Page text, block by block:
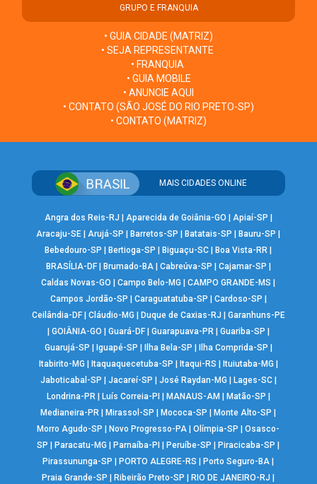
GRUPO E FRANQUIA
• GUIA CIDADE (MATRIZ)
• SEJA REPRESENTANTE
• FRANQUIA
• GUIA MOBILE
• ANUNCIE AQUI
• CONTATO (SÃO JOSÉ DO RIO PRETO-SP)
• CONTATO (MATRIZ)
MAIS CIDADES ONLINE
Angra dos Reis-RJ | Aparecida de Goiânia-GO | Apiaí-SP |
Aracaju-SE | Arujá-SP |Barretos-SP |Batatais-SP |Bauru-SP |
Bebedouro-SP |Bertioga-SP |Biguaçu-SC |Boa Vista-RR |
BRASÍLIA-DF| Brumado-BA| Cabreúva-SP | Cajamar-SP |
Caldas Novas-GO |Campo Belo-MG |CAMPO GRANDE-MS |
Campos Jordão-SP | Caraguatatuba-SP | Cardoso-SP |
Ceilândia-DF| Cláudio-MG | Duque de Caxias-RJ | Garanhuns-PE
| GOIÂNIA-GO | Guará-DF| Guarapuava-PR | Guariba-SP |
Guarujá-SP | Iguapé-SP | Ilha Bela-SP | Ilha Comprida-SP |
Itabirito-MG | Itaquaquecetuba-SP | Itaqui-RS | Ituiutaba-MG |
Jaboticabal-SP | Jacareí-SP | José Raydan-MG | Lages-SC|
Londrina-PR | Luís Correia-PI | MANAUS-AM | Matão-SP |
Medianeira-PR |Mirassol-SP |Mococa-SP |Monte Alto-SP |
Morro Agudo-SP |Novo Progresso-PA |Olímpia-SP |Osasco-
SP |Paracatu-MG |Parnaíba-PI |Peruíbe-SP |Piracicaba-SP |
Pirassununga-SP |PORTO ALEGRE-RS |Porto Seguro-BA |
Praia Grande-SP |Ribeirão Preto-SP |RIO DE JANEIRO-RJ |